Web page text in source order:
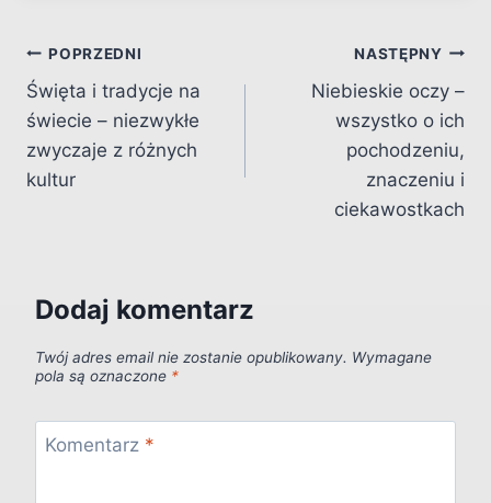
Nawigacja
wpisu
POPRZEDNI
Święta i tradycje na
świecie – niezwykłe
zwyczaje z różnych
kultur
NASTĘPNY
Niebieskie oczy –
wszystko o ich
pochodzeniu,
znaczeniu i
ciekawostkach
Dodaj komentarz
Twój adres email nie zostanie opublikowany. Wymagane
pola są oznaczone *
Komentarz *